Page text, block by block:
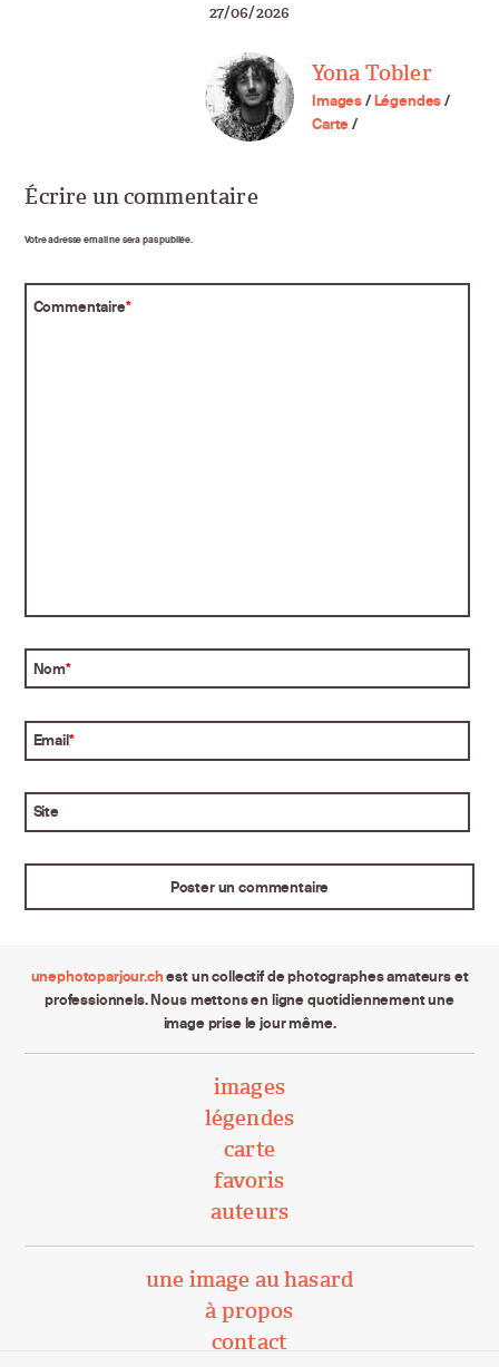
27/06/2026
Yona Tobler
Images/Légendes/
Carte/
Écrire un commentaire
Votre adresse email ne sera pas publiée.
Commentaire*
Nom*
Email*
Site
unephotoparjour.chest un collectif de photographes amateurs et
professionnels. Nous mettons en ligne quotidiennement une
image prise le jour même.
images
légendes
carte
favoris
auteurs
une image au hasard
à propos
contact